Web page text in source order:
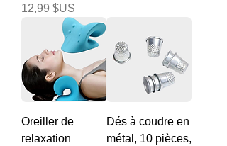
Prix
12,99 $US
Oreiller de
relaxation
Dés à coudre en
métal, 10 pièces,